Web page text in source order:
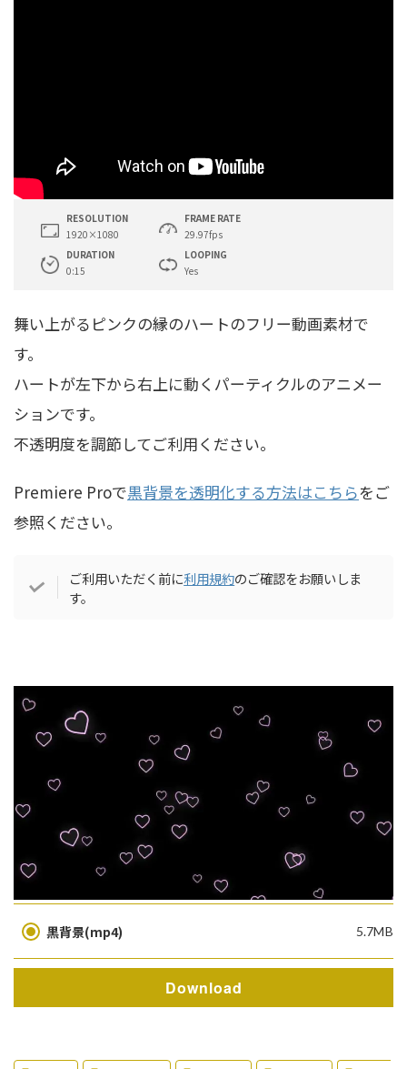
RESOLUTION
1920×1080
FRAME RATE
29.97fps
DURATION
0:15
LOOPING
Yes
舞い上がるピンクの縁のハートのフリー動画素材で
す。
ハートが左下から右上に動くパーティクルのアニメー
ションです。
不透明度を調節してご利用ください。
Premiere Proで黒背景を透明化する方法はこちらをご
参照ください。
ご利用いただく前に利用規約のご確認をお願いしま
す。
黒背景(mp4) 5.7MB
Download